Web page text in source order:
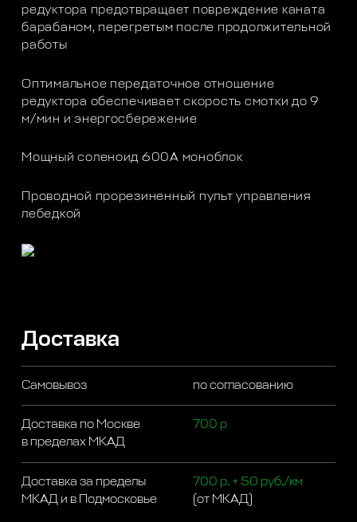
редуктора предотвращает повреждение каната
барабаном, перегретым после продолжительной
работы
Оптимальное передаточное отношение
редуктора обеспечивает скорость смотки до 9
м/мин и энергосбережение
Мощный соленоид 600А моноблок
Проводной прорезиненный пульт управления
лебедкой
Доставка
Самовывоз по согласованию
Доставка по Москве
в пределах МКАД
700 р
Доставка за пределы
МКАД и в Подмосковье
700 р. + 50 руб./км
(от МКАД)